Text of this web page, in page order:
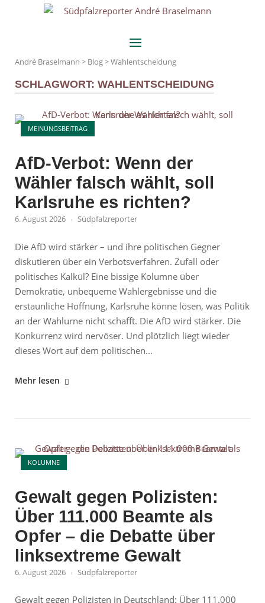
Home
Menu
André Braselmann > Blog>Wahlentscheidung
SCHLAGWORT: WAHLENTSCHEIDUNG
MEINUNGSBEITRAG
Open post
AfD-Verbot: Wenn der
Wähler falsch wählt, soll
Karlsruhe es richten?
6. August 2026 Südpfalzreporter
Die AfD wird stärker – und ihre politischen Gegner
diskutieren über ein Verbotsverfahren. Zufall oder
politisches Kalkül? Eine bissige Kolumne über
Demokratie, unbequeme Wahlergebnisse und die
erstaunliche Hoffnung, Karlsruhe könne lösen, was Politik
an der Wahlurne nicht schafft. Die AfD wird stärker. Die
Konkurrenz wird nervöser. Und plötzlich liegt wieder
dieses Wort auf dem politischen...
"AfD-
falsch
wählt,
Karlsruhe
es
richten?"
Mehr lesen
KOLUMNE
Open post
Gewalt gegen Polizisten:
Über 111.000 Beamte als
Opfer – die Debatte über
linksextreme Gewalt
6. August 2026 Südpfalzreporter
Gewalt gegen Polizisten in Deutschland: Über 111.000